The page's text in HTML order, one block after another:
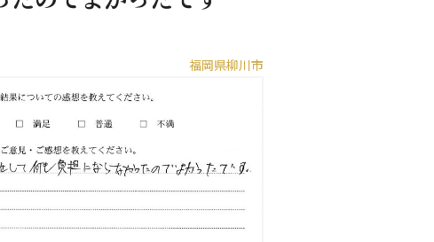
福岡県柳川市